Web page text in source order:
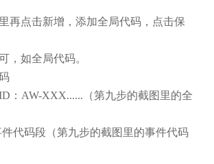
再点击新增，添加全局代码，点击保
，如全局代码。
：AW-XXX......（第九步的截图里的全
代码段（第九步的截图里的事件代码